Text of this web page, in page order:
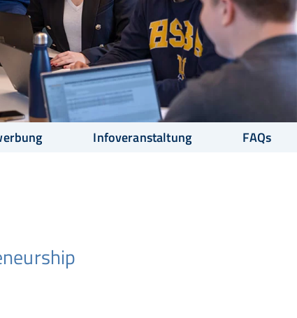
Infoveranstaltung FAQs